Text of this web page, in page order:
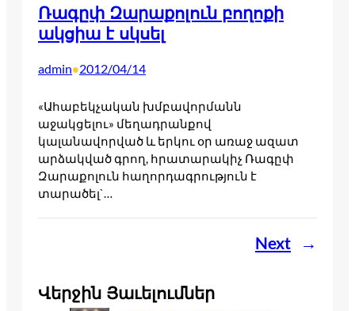
Ռագըփ Զարաքոլուն բողոքի
ակցիա է սկսել
admin•2012/04/14
«Ահաբեկչական խմբավորմանն
աջակցելու» մեղադրանքով
կալանավորված և երկու օր առաջ ազատ
արձակված գրող, հրատարակիչ Ռագըփ
Զարաքոլուն հաղորդագրություն է
տարածել`…
Next →
Վերջին Յաւելումներ